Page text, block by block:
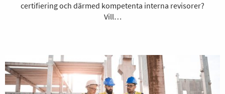
certifiering och därmed kompetenta interna revisorer?
Vill…